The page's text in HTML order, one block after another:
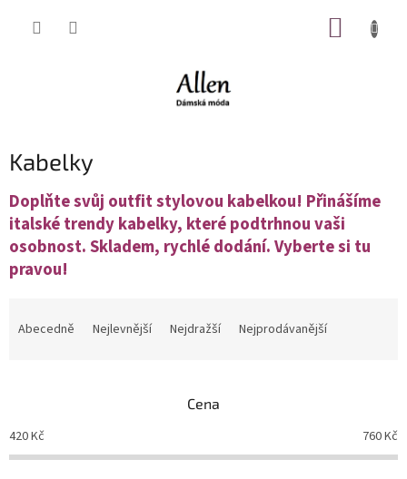
Kabelky
Doplňte svůj outfit stylovou kabelkou! Přinášíme
italské trendy kabelky, které podtrhnou vaši
osobnost. Skladem, rychlé dodání. Vyberte si tu
pravou!
p
r
o
Abecedně Nejlevnější Nejdražší Nejprodávanější
Cena
420Kč 760Kč